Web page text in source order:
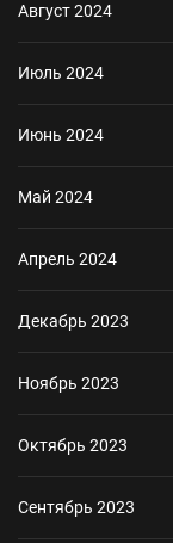
Август 2024
Июль 2024
Июнь 2024
Май 2024
Апрель 2024
Декабрь 2023
Ноябрь 2023
Октябрь 2023
Сентябрь 2023